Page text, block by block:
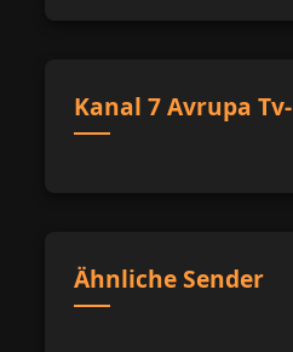
Kanal 7 Avrupa
Ähnliche Sender